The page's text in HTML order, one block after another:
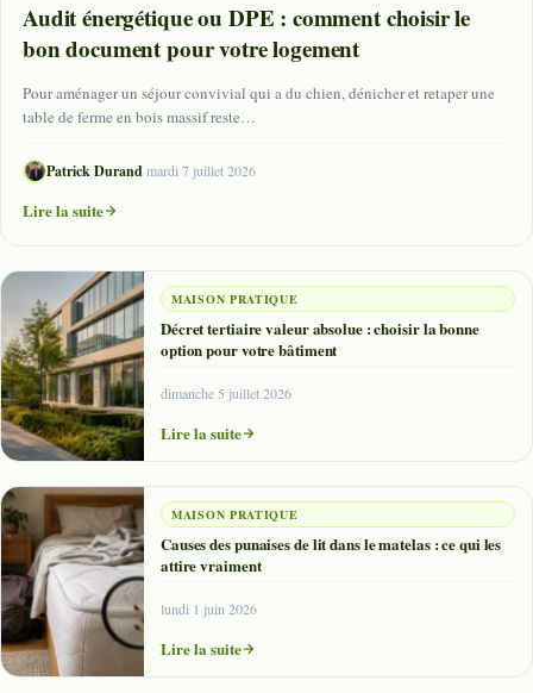
Audit énergétique ou DPE : comment choisir le
bon document pour votre logement
Pour aménager un séjour convivial qui a du chien, dénicher et retaper une
table de ferme en bois massif reste…
Patrick Durand·mardi 7 juillet 2026
Lire la suite
MAISON PRATIQUE
Décret tertiaire valeur absolue : choisir la bonne
option pour votre bâtiment
dimanche 5 juillet 2026
Lire la suite
MAISON PRATIQUE
Causes des punaises de lit dans le matelas : ce qui les
attire vraiment
lundi 1 juin 2026
Lire la suite